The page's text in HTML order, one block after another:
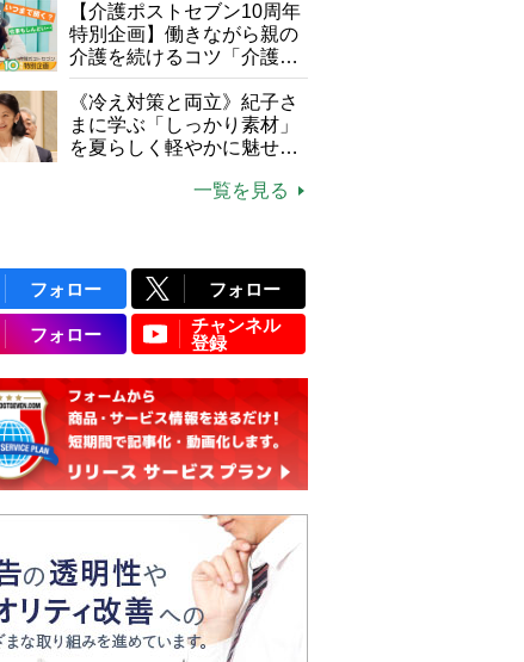
説】
【介護ポストセブン10周年
特別企画】働きながら親の
介護を続けるコツ「介護は
10年以上続くことも…3つ
のフェーズに分けて考えて
みよう」【社会福祉士解
説】
《冷え対策と両立》紀子さ
まに学ぶ「しっかり素材」
を夏らしく軽やかに魅せる
一覧を見る
フォロー フォロー
フォロー
チャンネル
登録